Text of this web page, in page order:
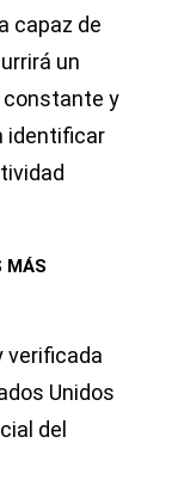
capaz de
un
constante y
identificar
MÁS
verificada
Unidos
del